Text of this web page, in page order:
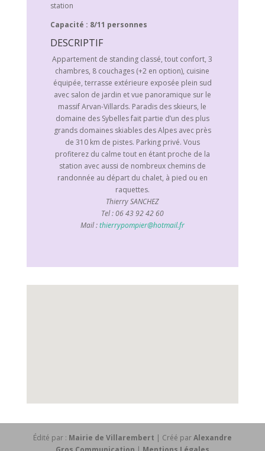
station
Capacité : 8/11 personnes
DESCRIPTIF
Appartement de standing classé, tout confort, 3
chambres, 8 couchages (+2 en option), cuisine
équipée, terrasse extérieure exposée plein sud
avec salon de jardin et vue panoramique sur le
massif Arvan-Villards. Paradis des skieurs, le
domaine des Sybelles fait partie d’un des plus
grands domaines skiables des Alpes avec près
de 310 km de pistes. Parking privé. Vous
profiterez du calme tout en étant proche de la
station avec aussi de nombreux chemins de
randonnée au départ du chalet, à pied ou en
raquettes.
Thierry SANCHEZ
Tel : 06 43 92 42 60
Mail :thierrypompier@hotmail.fr
Édité par : Mairie de Villarembert | Créé parAlexandre